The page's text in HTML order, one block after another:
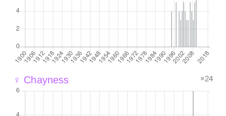
♀ Chayness ×24